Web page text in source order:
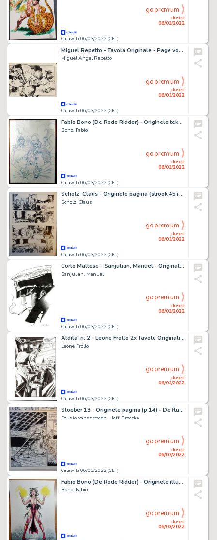
Catawiki 06/03/2022 (CET)
closed
06/03/2022
go premium
Miguel Repetto - Tavola Originale - Page volante - EO - (1986/1986)
Miguel Angel Repetto
Catawiki 06/03/2022 (CET)
closed
06/03/2022
go premium
Fabio Bono (De Rode Ridder) - Originele tekening - coverontwerp deel 268 - De Mayameester - (2020)
Bono, Fabio
Catawiki 06/03/2022 (CET)
closed
06/03/2022
go premium
Scholz, Claus - Originele pagina (strook 45+46) - De Rode Ridder 224 - Het Behouden Zwaard - (2009)
Scholz, Claus
Catawiki 06/03/2022 (CET)
closed
06/03/2022
go premium
Corto Maltese - Sanjulian, Manuel - Original drawing
Sanjulian, Manuel
Catawiki 06/03/2022 (CET)
closed
06/03/2022
go premium
Aldila' n. 2 - Leone Frollo 2x Tavole Originali Full Page "la testa di Orfeo" - Page volante - Exemplaire unique - (1979)
Leone Frollo
Catawiki 06/03/2022 (CET)
closed
06/03/2022
go premium
Sloeber 13 - Originele pagina (p.14) - De fluitspeler van het veenhuis - (1986)
Studio Vandersteen - Jeff Broeckx
Catawiki 06/03/2022 (CET)
closed
06/03/2022
go premium
Fabio Bono (De Rode Ridder) - Originele illustratie - Demoniah - Techniek: Oost-Indische inkt en Ecoline - Page volante - (2022)
Bono, Fabio
closed
06/03/2022
go premium